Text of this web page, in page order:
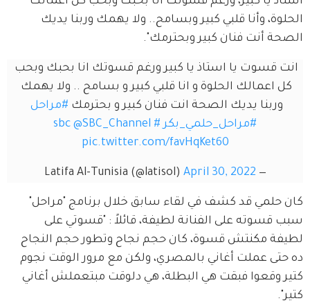
الحلوة، وأنا قلبي كبير وبسامح.. ولا يهمك وربنا يديك
الصحة أنت فنان كبير وبحترمك".
انت قسوت يا استاذ يا كبير ورغم قسوتك انا بحبك وبحب
كل اعمالك الحلوة و انا قلبي كبير و بسامح .. ولا يهمك
وربنا يديك الصحة انت فنان كبير و بحترمك #مراحل
#مراحل_حلمي_بكر #sbc
@SBC_Channel
pic.twitter.com/favHqKet60
— Latifa Al-Tunisia (@latisol)
April 30, 2022
كان حلمي قد كشف في لقاء سابق خلال برنامج "مراحل"
سبب قسوته على الفنانة لطيفة، قائلاً : "قسوتي على
لطيفة مكنتش قسوة، كان حجم نجاح وتطور حجم النجاح
ده حتى عملت أغاني بالمصري، ولكن مع مرور الوقت نجوم
كتير وقعوا فبقت هي البطلة، هي دلوقت مبتعملش أغاني
كتير".